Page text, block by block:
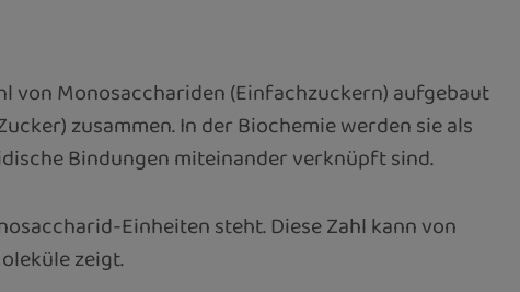
von Monosacchariden (Einfachzuckern) aufgebaut
zusammen. In der Biochemie werden sie als
Bindungen miteinander verknüpft sind.
Einheiten steht. Diese Zahl kann von
zeigt.